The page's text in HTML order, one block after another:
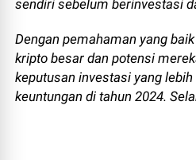
sendiri sebelum berinvestasi
Dengan pemahaman yang
kripto besar dan potensi
keputusan investasi yang
keuntungan di tahun 2024.